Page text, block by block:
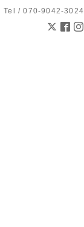
Tel / 070-9042-3024